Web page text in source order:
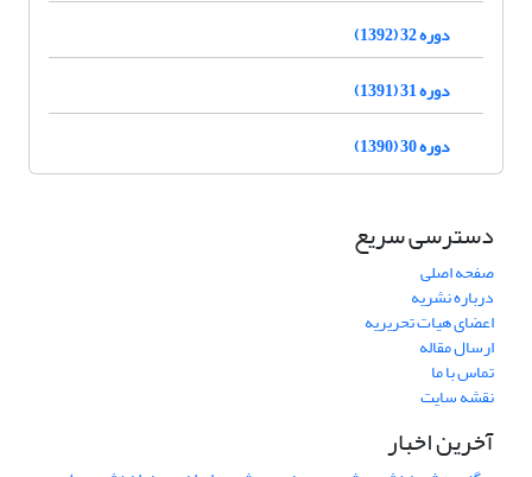
دوره 32 (1392)
دوره 31 (1391)
دوره 30 (1390)
دسترسی سریع
صفحه اصلی
درباره نشریه
اعضای هیات تحریریه
ارسال مقاله
تماس با ما
نقشه سایت
آخرین اخبار